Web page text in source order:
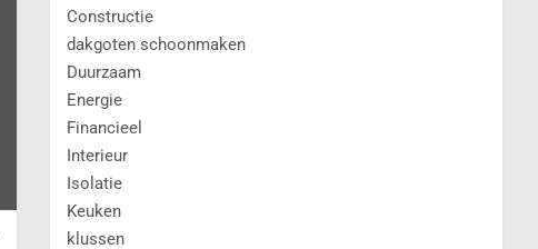
Constructie
dakgoten schoonmaken
Duurzaam
Energie
Financieel
Interieur
Isolatie
Keuken
klussen